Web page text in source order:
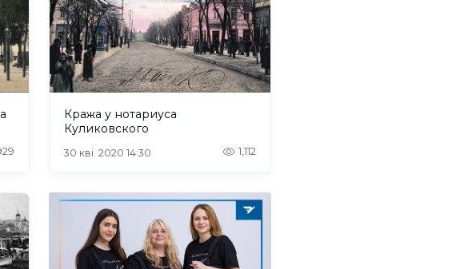
Кража у нотариуса
Куликовского
30 кві. 2020 14:30 1,112